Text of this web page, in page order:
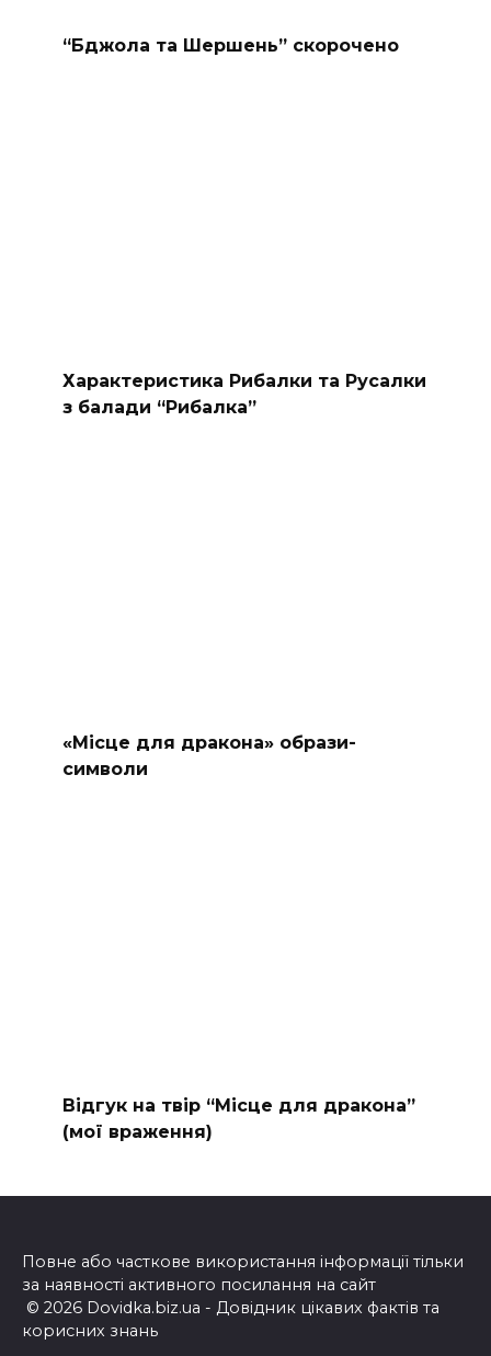
“Бджола та Шершень” скорочено
Характеристика Рибалки та Русалки
з балади “Рибалка”
«Місце для дракона» образи-
символи
Відгук на твір “Місце для дракона”
(мої враження)
Повне або часткове використання інформації тільки
за наявності активного посилання на сайт
© 2026 Dovidka.biz.ua - Довідник цікавих фактів та
корисних знань